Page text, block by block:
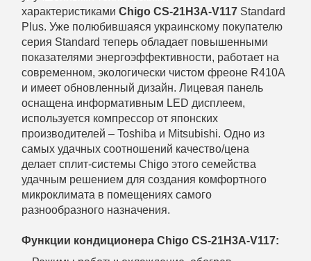
характеристиками Chigo CS-21H3A-V117 Standard
Plus. Уже полюбившаяся украинскому покупателю
серия Standard теперь обладает повышенными
показателями энергоэффективности, работает на
современном, экологически чистом фреоне R410A
и имеет обновленный дизайн. Лицевая панель
оснащена информативным LED дисплеем,
используется компрессор от японских
производителей – Toshiba и Mitsubishi. Одно из
самых удачных соотношений качество/цена
делает сплит-системы Chigo этого семейства
удачным решением для создания комфортного
микроклимата в помещениях самого
разнообразного назначения.
Функции кондиционера Chigo CS-21H3A-V117: